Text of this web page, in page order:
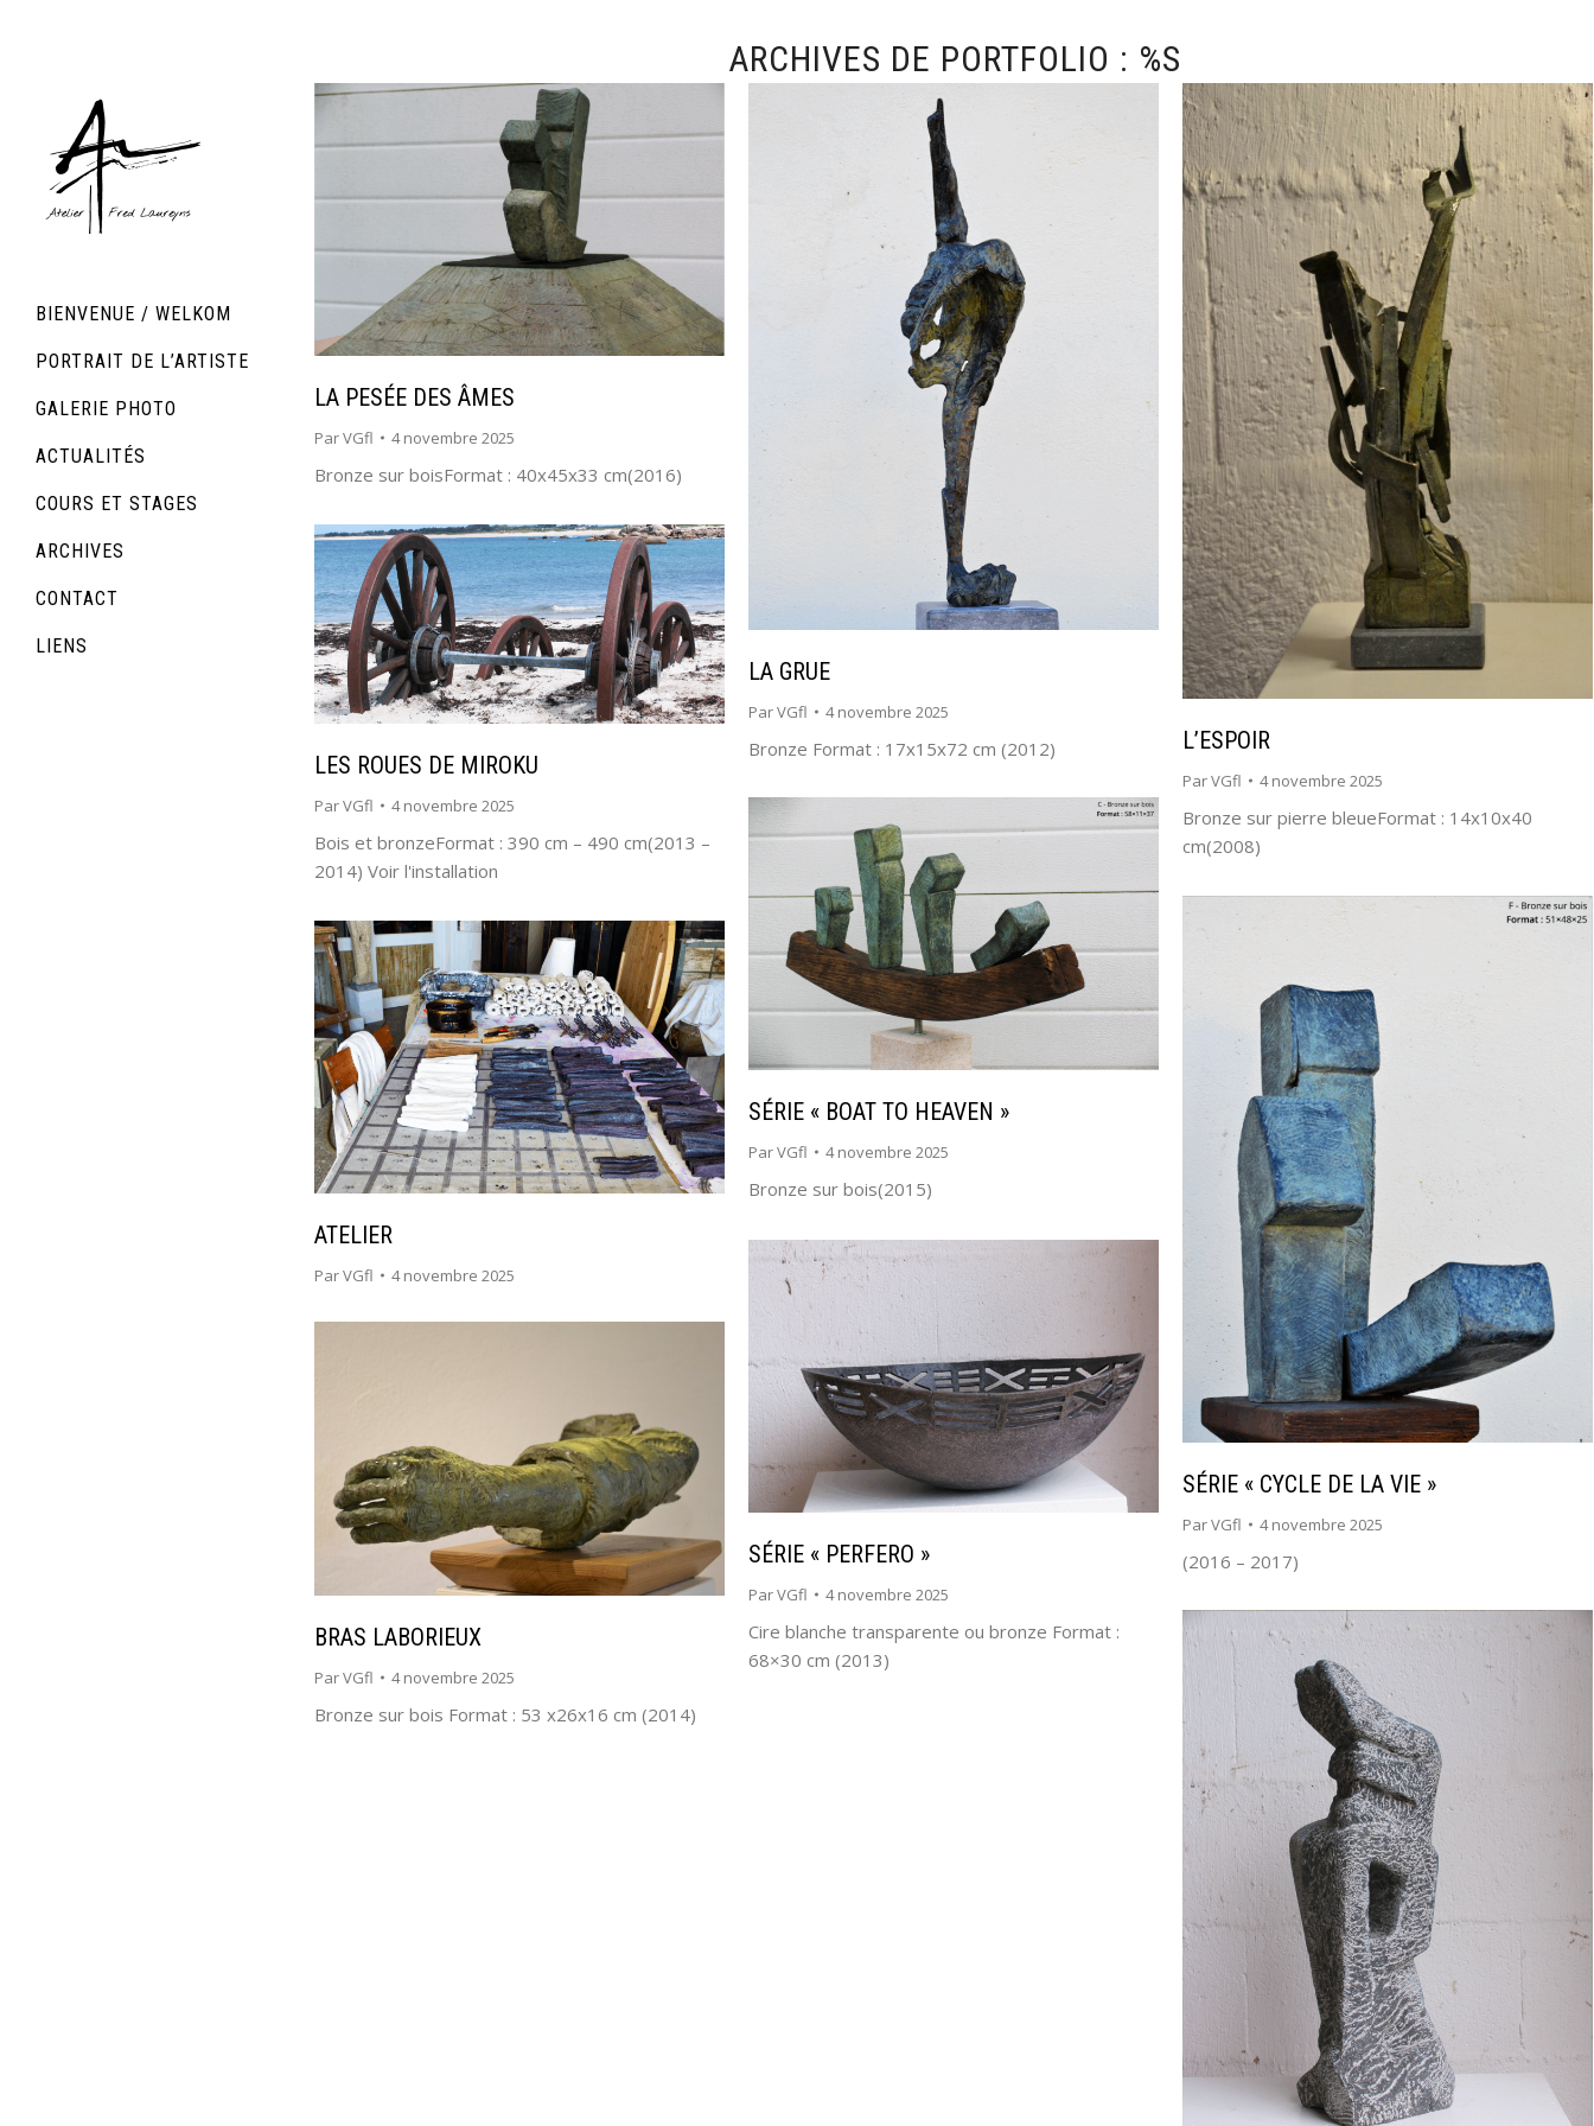
BIENVENUE / WELKOM
PORTRAIT DE L’ARTISTE
GALERIE PHOTO
ACTUALITÉS
COURS ET STAGES
ARCHIVES
CONTACT
LIENS
ARCHIVES DE PORTFOLIO : %S
LA PESÉE DES ÂMES
ParVGfl 4 novembre 2025
Bronze sur boisFormat : 40x45x33 cm(2016)
LA GRUE
ParVGfl 4 novembre 2025
Bronze Format : 17x15x72 cm (2012) L’ESPOIR
ParVGfl 4 novembre 2025
Bronze sur pierre bleueFormat : 14x10x40
cm(2008)
LES ROUES DE MIROKU
ParVGfl 4 novembre 2025
Bois et bronzeFormat : 390 cm – 490 cm(2013 –
2014) Voir l'installation
SÉRIE « BOAT TO HEAVEN »
ParVGfl 4 novembre 2025
Bronze sur bois(2015)
SÉRIE « CYCLE DE LA VIE »
ParVGfl 4 novembre 2025
(2016 – 2017)
ATELIER
ParVGfl 4 novembre 2025
SÉRIE « PERFERO »
ParVGfl 4 novembre 2025
Cire blanche transparente ou bronze Format :
68×30 cm (2013)
BRAS LABORIEUX
ParVGfl 4 novembre 2025
Bronze sur bois Format : 53 x26x16 cm (2014)